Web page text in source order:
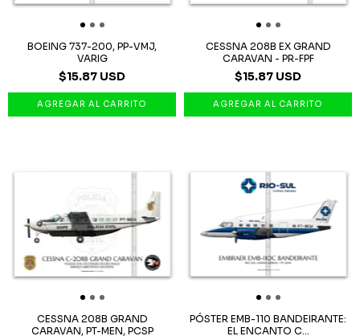
BOEING 737-200, PP-VMJ,
VARIG
$15.87 USD
CESSNA 208B EX GRAND
CARAVAN - PR-FPF
$15.87 USD
CESSNA 208B GRAND
CARAVAN, PT-MEN, PCSP
PÓSTER EMB-110 BANDEIRANTE:
EL ENCANTO C...